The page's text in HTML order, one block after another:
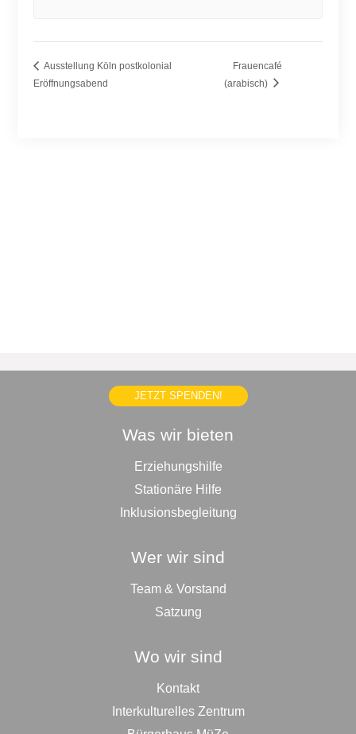
Ausstellung Köln postkolonial
Eröffnungsabend
Frauencafé
(arabisch)
JETZT SPENDEN!
Was wir bieten
Erziehungshilfe
Stationäre Hilfe
Inklusionsbegleitung
Wer wir sind
Team & Vorstand
Satzung
Wo wir sind
Kontakt
Interkulturelles Zentrum